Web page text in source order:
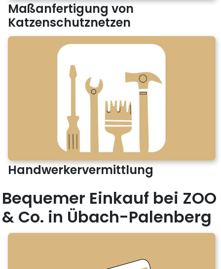
Maßanfertigung von
Katzenschutznetzen
Handwerkervermittlung
Bequemer Einkauf bei ZOO
& Co. in Übach-Palenberg